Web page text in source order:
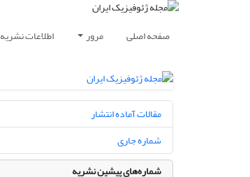
صفحه اصلی مرور اطلاعات نشریه
مقالات آماده انتشار
شماره جاری
شماره‌های پیشین نشریه